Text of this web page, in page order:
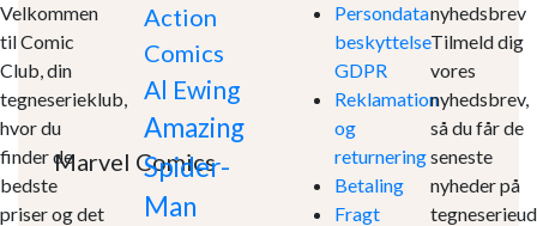
Marvel Comics
Velkommen
til Comic
Club, din
tegneserieklub,
hvor du
finder de
bedste
priser og det
Action
Comics
Al Ewing
Amazing
Spider-
Man
Persondata
beskyttelse
GDPR
Reklamation
og
returnering
Betaling
Fragt
nyhedsbrev
Tilmeld dig
vores
nyhedsbrev,
så du får de
seneste
nyheder på